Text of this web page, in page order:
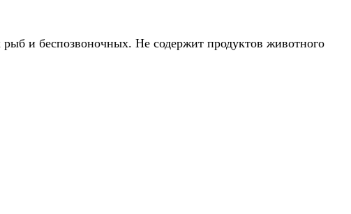
и беспозвоночных. Не содержит продуктов животного